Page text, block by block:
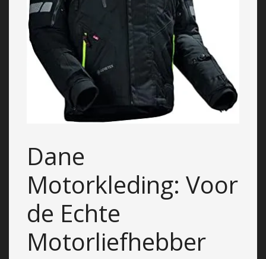
Dane
Motorkleding: Voor
de Echte
Motorliefhebber